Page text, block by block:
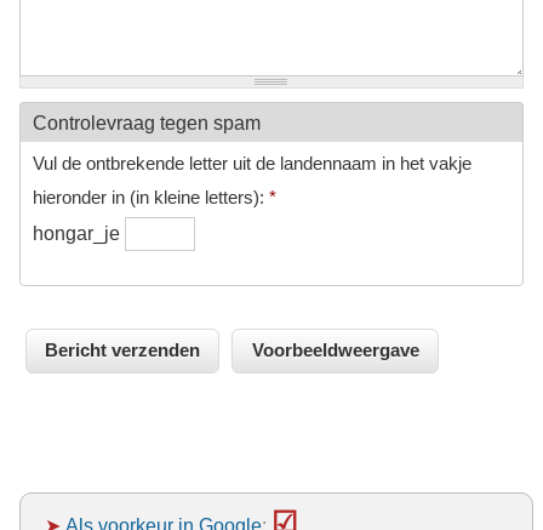
Controlevraag tegen spam
Vul de ontbrekende letter uit de landennaam in het vakje
hieronder in (in kleine letters): *
hongar_je
☑